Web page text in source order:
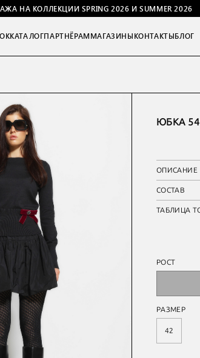
НА КОЛЛЕКЦИИ SPRING 2026 И SUMMER 2026
КАТАЛОГПАРТНЁРАММАГАЗИНЫКОНТАКТЫБЛОГ
ЮБКА
ОПИСАНИЕ
СОСТАВ
ТАБЛИЦА
РОСТ
РАЗМЕР
42